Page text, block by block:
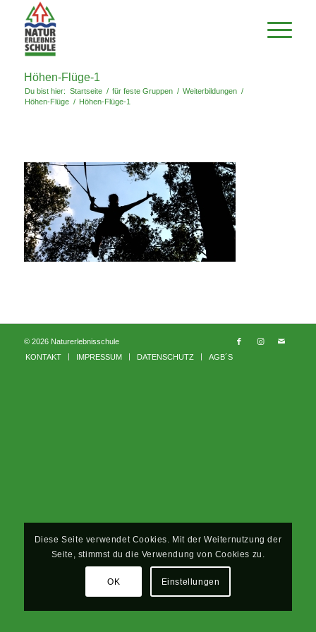
Höhen-Flüge-1
Du bist hier: Startseite / für feste Gruppen / Weiterbildungen /
Höhen-Flüge / Höhen-Flüge-1
© 2026 Naturerlebnisschule
KONTAKT
IMPRESSUM DATENSCHUTZ AGB´S
Diese Seite verwendet Cookies. Mit der Weiternutzung der
Seite, stimmst du die Verwendung von Cookies zu.
OK Einstellungen